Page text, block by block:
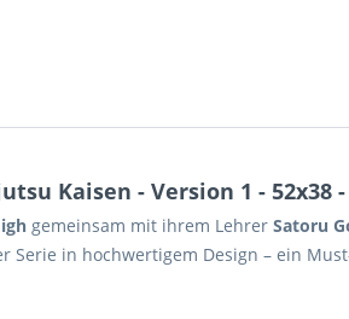
Kaisen - Version 1 - 52x38
gemeinsam mit ihrem Lehrer Satoru
Serie in hochwertigem Design – ein